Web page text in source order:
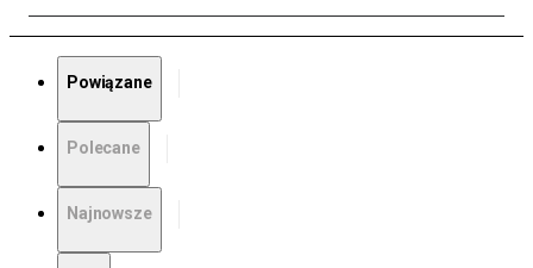
Powiązane
Polecane
Najnowsze